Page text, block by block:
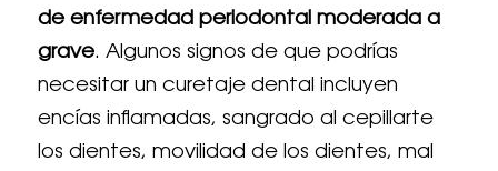
de enfermedad periodontal moderada a
grave. Algunos signos de que podrías
necesitar un curetaje dental incluyen
encías inflamadas, sangrado al cepillarte
los dientes, movilidad de los dientes, mal